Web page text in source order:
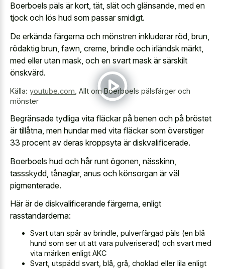
Boerboels päls är kort, tät, slät och glänsande, med en
tjock och lös hud som passar smidigt.
De erkända färgerna och mönstren inkluderar röd, brun,
rödaktig brun, fawn, creme, brindle och irländsk märkt,
med eller utan mask, och en svart mask är särskilt
önskvärd.
Källa: youtube.com Allt om Boerboels pälsfärger och
mönster
Begränsade tydliga vita fläckar på benen och på bröstet
är tillåtna, men hundar med vita fläckar som överstiger
33 procent av deras kroppsyta är diskvalificerade.
Boerboels hud och hår runt ögonen, nässkinn,
tassskydd, tånaglar, anus och könsorgan är väl
pigmenterade.
Här är de diskvalificerande färgerna, enligt
rasstandarderna:
Svart utan spår av brindle, pulverfärgad päls (en blå
hund som ser ut att vara pulveriserad) och svart med
vita märken enligt AKC
Svart, utspädd svart, blå, grå, choklad eller lila enligt